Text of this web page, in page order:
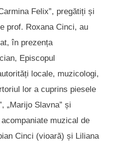
Felix”, pregătiți și
prof. Roxana Cinci, au
în prezența
Episcopul
locale, muzicologi,
lor a cuprins piesele
„Marijo Slavna” și
muzical de
Cinci (vioară) și Liliana